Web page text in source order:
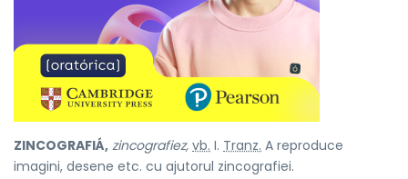
ZINCOGRAFIÁ, zincografiez, vb. I. Tranz. A reproduce
imagini, desene etc. cu ajutorul zincografiei.